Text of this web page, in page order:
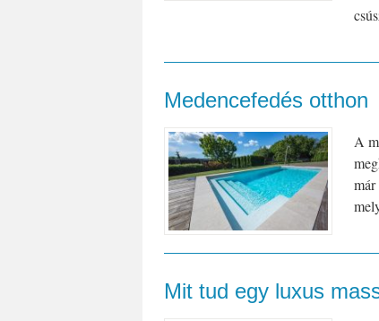
Medencefedés otthon
A
Mit tud egy luxus